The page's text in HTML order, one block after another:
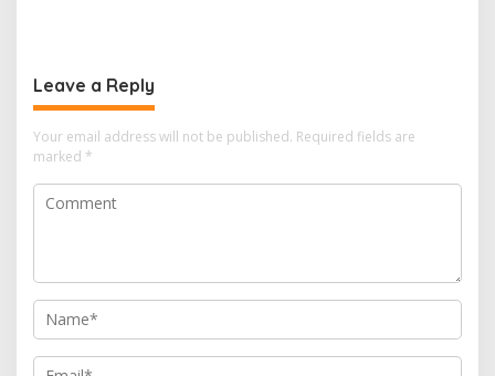
Leave a Reply
Your email address will not be published. Required fields are
marked *